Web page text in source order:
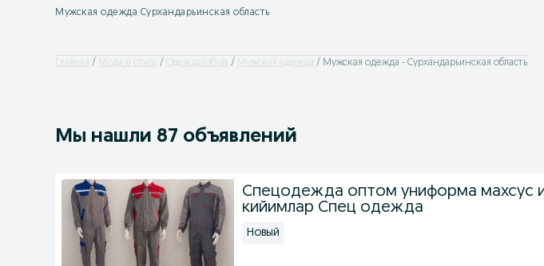
Мужская одежда Сурхандарьинская область
Главная Мода и стиль Одежда/обувь Мужская одежда Мужская одежда - Сурхандарьинская область
Мы нашли 87 объявлений
Спецодежда оптом униформа махсус
кийимлар Спец одежда
Новый